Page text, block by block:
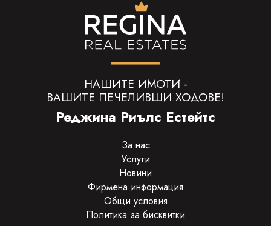
НАШИТЕ ИМОТИ -
ВАШИТЕ ПЕЧЕЛИВШИ ХОДОВЕ!
Реджина Риълс Естейтс
За нас
Услуги
Новини
Фирмена информация
Общи условия
Политика за бисквитки